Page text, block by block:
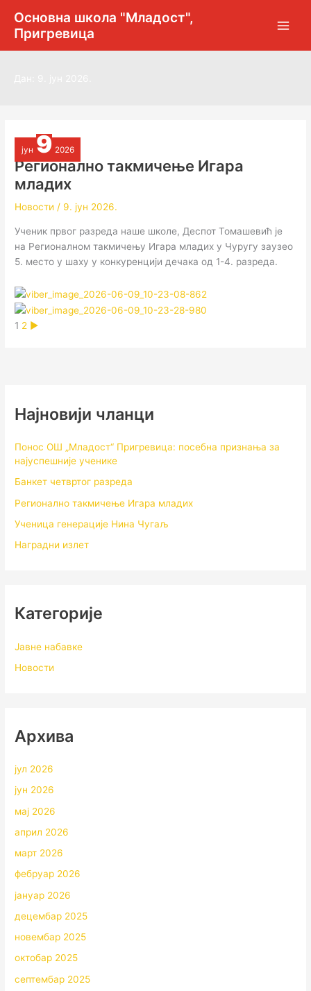
садржај
Основна школа "Младост",
Пригревица
јун 9 2026
Регионално такмичењe Игара
младих
Новости / 9. јун 2026.
Ученик првог разреда наше школе, Деспот Томашевић је
на Регионалном такмичењу Игара младих у Чуругу заузео
5. место у шаху у конкуренцији дечака од 1-4. разреда.
1 2 ►
Најновији чланци
Понос ОШ „Младост“ Пригревица: посебна признања за
најуспешније ученике
Банкет четвртог разреда
Регионално такмичењe Игара младих
Ученица генерације Нина Чугаљ
Наградни излет
Категорије
Јавне набавке
Новости
Архивa
јул 2026
јун 2026
мај 2026
април 2026
март 2026
фебруар 2026
јануар 2026
децембар 2025
новембар 2025
октобар 2025
септембар 2025